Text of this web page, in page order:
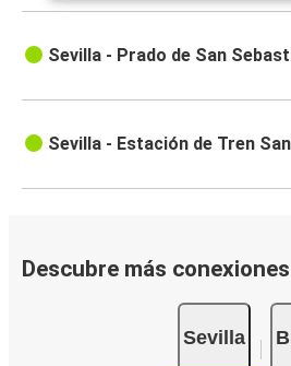
Sevilla - Prado de San
Sevilla - Estación de Tren
Descubre más
Sevilla